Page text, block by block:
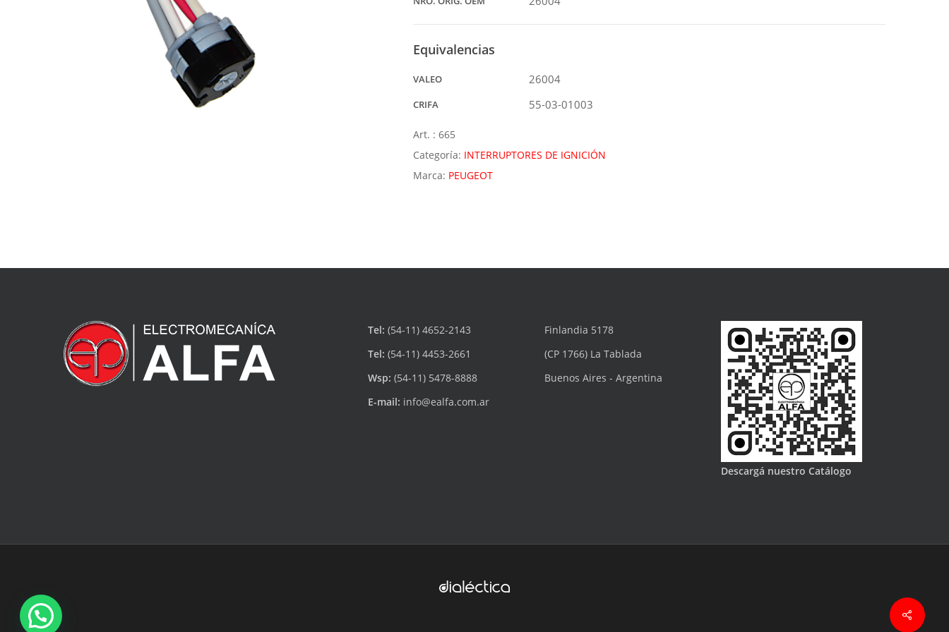
Equivalencias
VALEO 26004
CRIFA 55-03-01003
Art. : 665
Categoría: INTERRUPTORES DE IGNICIÓN
Marca: PEUGEOT
Tel: (54-11) 4652-2143
Tel: (54-11) 4453-2661
Wsp: (54-11) 5478-8888
E-mail: info@ealfa.com.ar
Finlandia 5178
(CP 1766) La Tablada
Buenos Aires - Argentina
Descargá nuestro Catálogo